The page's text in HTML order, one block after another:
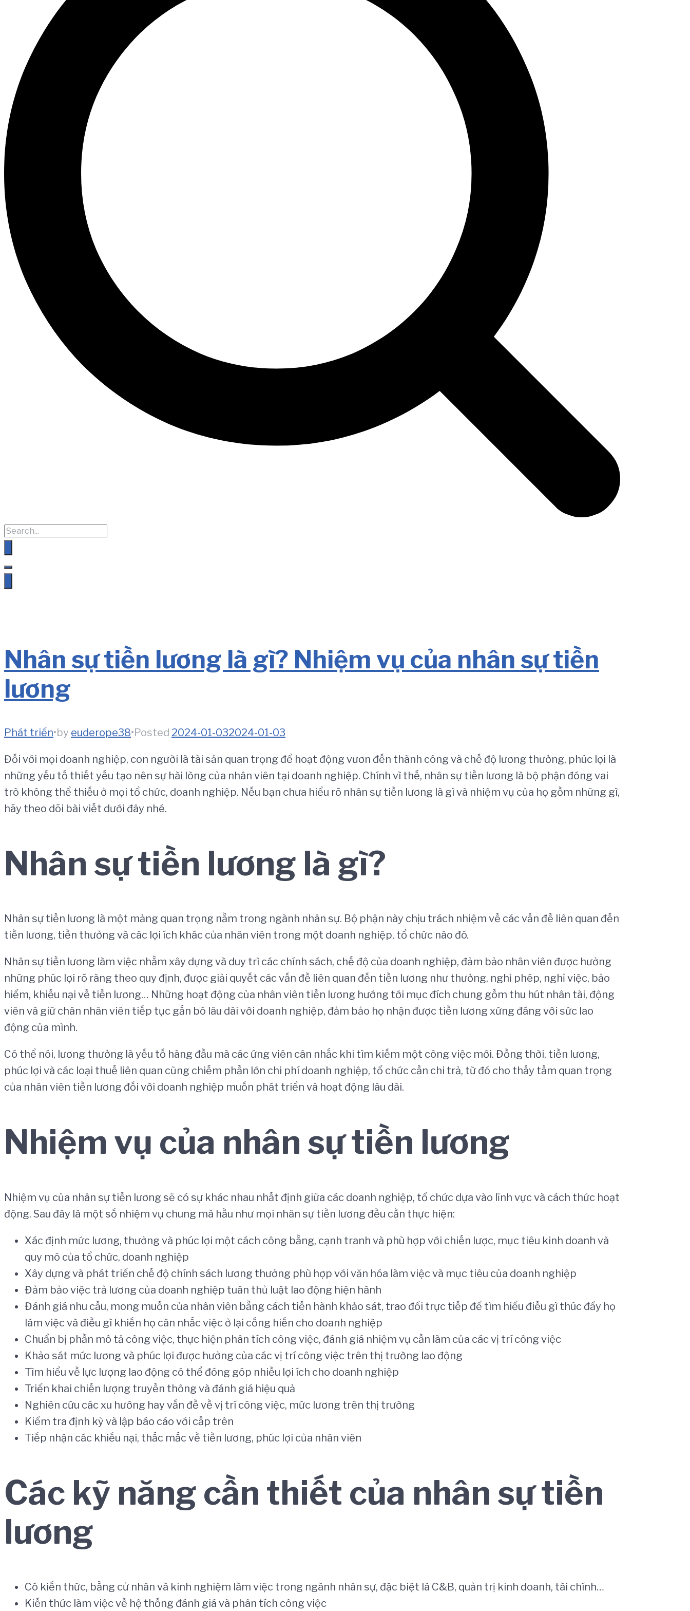
Nhân sự tiền lương là gì? Nhiệm vụ của nhân sự tiền
lương
Phát triển•by euderope38•Posted 2024-01-032024-01-03
Đối với mọi doanh nghiệp, con người là tài sản quan trọng để hoạt động vươn đến thành công và chế độ lương thưởng, phúc lợi là
những yếu tố thiết yếu tạo nên sự hài lòng của nhân viên tại doanh nghiệp. Chính vì thế, nhân sự tiền lương là bộ phận đóng vai
trò không thể thiếu ở mọi tổ chức, doanh nghiệp. Nếu bạn chưa hiểu rõ nhân sự tiền lương là gì và nhiệm vụ của họ gồm những gì,
hãy theo dõi bài viết dưới đây nhé.
Nhân sự tiền lương là gì?
Nhân sự tiền lương là một mảng quan trọng nằm trong ngành nhân sự. Bộ phận này chịu trách nhiệm về các vấn đề liên quan đến
tiền lương, tiền thưởng và các lợi ích khác của nhân viên trong một doanh nghiệp, tổ chức nào đó.
Nhân sự tiền lương làm việc nhằm xây dựng và duy trì các chính sách, chế độ của doanh nghiệp, đảm bảo nhân viên được hưởng
những phúc lợi rõ ràng theo quy định, được giải quyết các vấn đề liên quan đến tiền lương như thưởng, nghỉ phép, nghỉ việc, bảo
hiểm, khiếu nại về tiền lương… Những hoạt động của nhân viên tiền lương hướng tới mục đích chung gồm thu hút nhân tài, động
viên và giữ chân nhân viên tiếp tục gắn bó lâu dài với doanh nghiệp, đảm bảo họ nhận được tiền lương xứng đáng với sức lao
động của mình.
Có thể nói, lương thưởng là yếu tố hàng đầu mà các ứng viên cân nhắc khi tìm kiếm một công việc mới. Đồng thời, tiền lương,
phúc lợi và các loại thuế liên quan cũng chiếm phần lớn chi phí doanh nghiệp, tổ chức cần chi trả, từ đó cho thấy tầm quan trọng
của nhân viên tiền lương đối với doanh nghiệp muốn phát triển và hoạt động lâu dài.
Nhiệm vụ của nhân sự tiền lương
Nhiệm vụ của nhân sự tiền lương sẽ có sự khác nhau nhất định giữa các doanh nghiệp, tổ chức dựa vào lĩnh vực và cách thức hoạt
động. Sau đây là một số nhiệm vụ chung mà hầu như mọi nhân sự tiền lương đều cần thực hiện:
Xác định mức lương, thưởng và phúc lợi một cách công bằng, cạnh tranh và phù hợp với chiến lược, mục tiêu kinh doanh và
quy mô của tổ chức, doanh nghiệp
Xây dựng và phát triển chế độ chính sách lương thưởng phù hợp với văn hóa làm việc và mục tiêu của doanh nghiệp
Đảm bảo việc trả lương của doanh nghiệp tuân thủ luật lao động hiện hành
Đánh giá nhu cầu, mong muốn của nhân viên bằng cách tiến hành khảo sát, trao đổi trực tiếp để tìm hiểu điều gì thúc đẩy họ
làm việc và điều gì khiến họ cân nhắc việc ở lại cống hiến cho doanh nghiệp
Chuẩn bị phần mô tả công việc, thực hiện phân tích công việc, đánh giá nhiệm vụ cần làm của các vị trí công việc
Khảo sát mức lương và phúc lợi được hưởng của các vị trí công việc trên thị trường lao động
Tìm hiểu về lực lượng lao động có thể đóng góp nhiều lợi ích cho doanh nghiệp
Triển khai chiến lượng truyền thông và đánh giá hiệu quả
Nghiên cứu các xu hướng hay vấn đề về vị trí công việc, mức lương trên thị trường
Kiểm tra định kỳ và lập báo cáo với cấp trên
Tiếp nhận các khiếu nại, thắc mắc về tiền lương, phúc lợi của nhân viên
Các kỹ năng cần thiết của nhân sự tiền
lương
Có kiến thức, bằng cử nhân và kinh nghiệm làm việc trong ngành nhân sự, đặc biệt là C&B, quản trị kinh doanh, tài chính…
Kiến thức làm việc về hệ thống đánh giá và phân tích công việc